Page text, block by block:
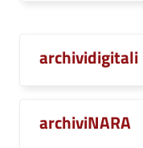
archividigitali
archiviNARA